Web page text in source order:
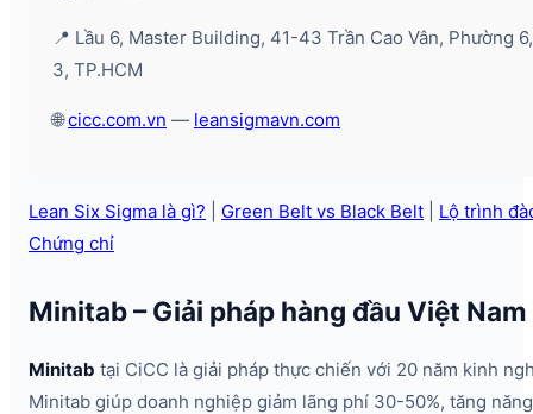
📍 Lầu 6, Master Building, 41-43 Trần Cao Vân, Phường
3, TP.HCM
🌐cicc.com.vn — leansigmavn.com
Lean Six Sigma là gì? Green Belt vs Black Belt
Lộ trình
Chứng chỉ
Minitab – Giải pháp hàng đầu Việt Nam
Minitab tại CiCC là giải pháp thực chiến với 20 năm kinh
Minitab giúp doanh nghiệp giảm lãng phí 30-50%, tăng